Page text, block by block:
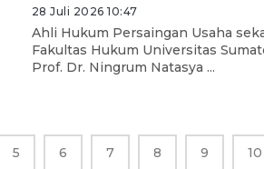
28 Juli 2026 10:47
Ahli Hukum Persaingan Usaha
Fakultas Hukum Universitas
Prof. Dr. Ningrum Natasya ...
5 6 7 8 9 10